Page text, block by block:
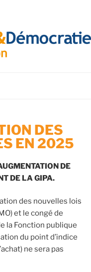
DES
EN 2025
DE
DE LA GIPA.
des nouvelles lois
et le congé de
la Fonction publique
du point d’indice
ne sera pas